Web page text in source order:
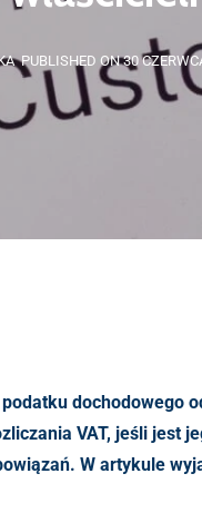
PUBLISHED ON 30
dochodowego
VAT, jeśli jest
W artykule